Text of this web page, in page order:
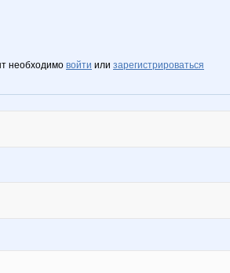
необходимо войти или зарегистрироваться